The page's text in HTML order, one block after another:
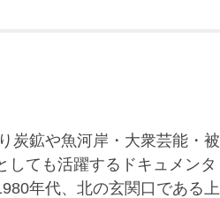
炭鉱や魚河岸・大衆芸能・
しても活躍するドキュメン
年代、北の玄関口である